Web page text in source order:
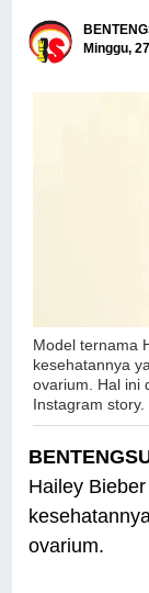
Minggu,
Model ternama
kesehatannya
ovarium. Hal ini
Instagram story.
Hailey
ovarium.